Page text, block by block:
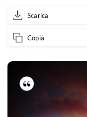
Scarica
Copia